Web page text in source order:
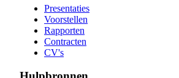
Presentaties
Voorstellen
Rapporten
Contracten
CV's